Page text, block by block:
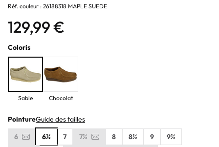
Réf. couleur : 26188318 MAPLE SUEDE
129,99 €
Coloris
Sable Chocolat
PointureGuide des tailles
6
6½ 7 7½ 8 8½ 9
9½